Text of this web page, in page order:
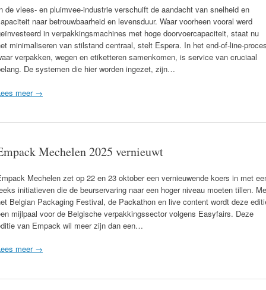
de vlees- en pluimvee-industrie verschuift de aandacht van snelheid en
naar betrouwbaarheid en levensduur. Waar voorheen vooral werd
in verpakkingsmachines met hoge doorvoercapaciteit, staat nu
minimaliseren van stilstand centraal, stelt Espera. In het end-of-line-
verpakken, wegen en etiketteren samenkomen, is service van cruciaal
De systemen die hier worden ingezet, zijn…
meer →
Mechelen 2025 vernieuwt
Mechelen zet op 22 en 23 oktober een vernieuwende koers in met
initiatieven die de beurservaring naar een hoger niveau moeten tillen.
Belgian Packaging Festival, de Packathon en live content wordt deze
mijlpaal voor de Belgische verpakkingssector volgens Easyfairs. Deze
van Empack wil meer zijn dan een…
meer →